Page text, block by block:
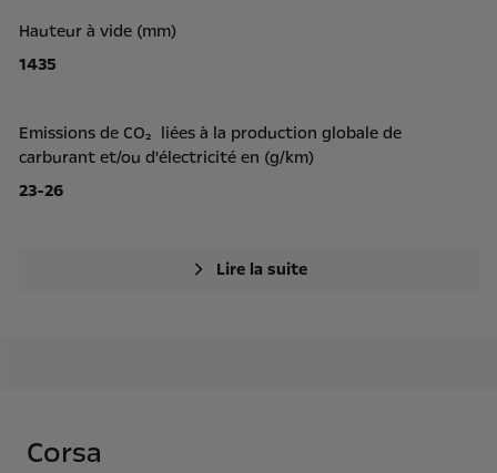
Hauteur à vide (mm)
1435
Emissions de CO₂ liées à la production globale de
carburant et/ou d'électricité en (g/km)
23-26
Lire la suite
Corsa